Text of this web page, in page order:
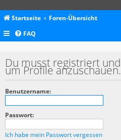
Startseite Foren-Übersicht
FAQ
Du musst registriert
um Profile anzuschauen.
Benutzername:
Passwort:
Ich habe mein Passwort vergessen